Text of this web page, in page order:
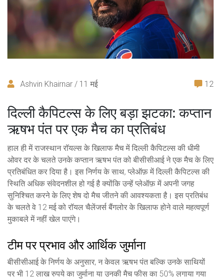
Ashvin Khairnar / 11 मई 12
दिल्ली कैपिटल्स के लिए बड़ा झटका: कप्तान
ऋषभ पंत पर एक मैच का प्रतिबंध
हाल ही में राजस्थान रॉयल्स के खिलाफ मैच मेंदिल्ली कैपिटल्स की धीमी
ओवर दर के चलते उनके कप्तान ऋषभ पंत को बीसीसीआई ने एक मैच के लिए
प्रतिबंधित कर दिया है। इस निर्णय के साथ, प्लेऑफ़ में दिल्ली कैपिटल्स की
स्थिति अधिक संवेदनशील हो गई है क्योंकि उन्हें प्लेऑफ़ में अपनी जगह
सुनिश्चित करने के लिए शेष दो मैच जीतने की आवश्यकता है। इस प्रतिबंध
के चलते वे 12 मई को रॉयल चैलेंजर्स बैंगलोर के खिलाफ होने वाले महत्वपूर्ण
मुकाबले में नहीं खेल पाएंगे।
टीम पर प्रभाव और आर्थिक जुर्माना
बीसीसीआई के निर्णय के अनुसार, न केवल ऋषभ पंत बल्कि उनके साथियों
पर भी 12 लाख रुपये का जुर्माना या उनकी मैच फीस का 50% लगाया गया